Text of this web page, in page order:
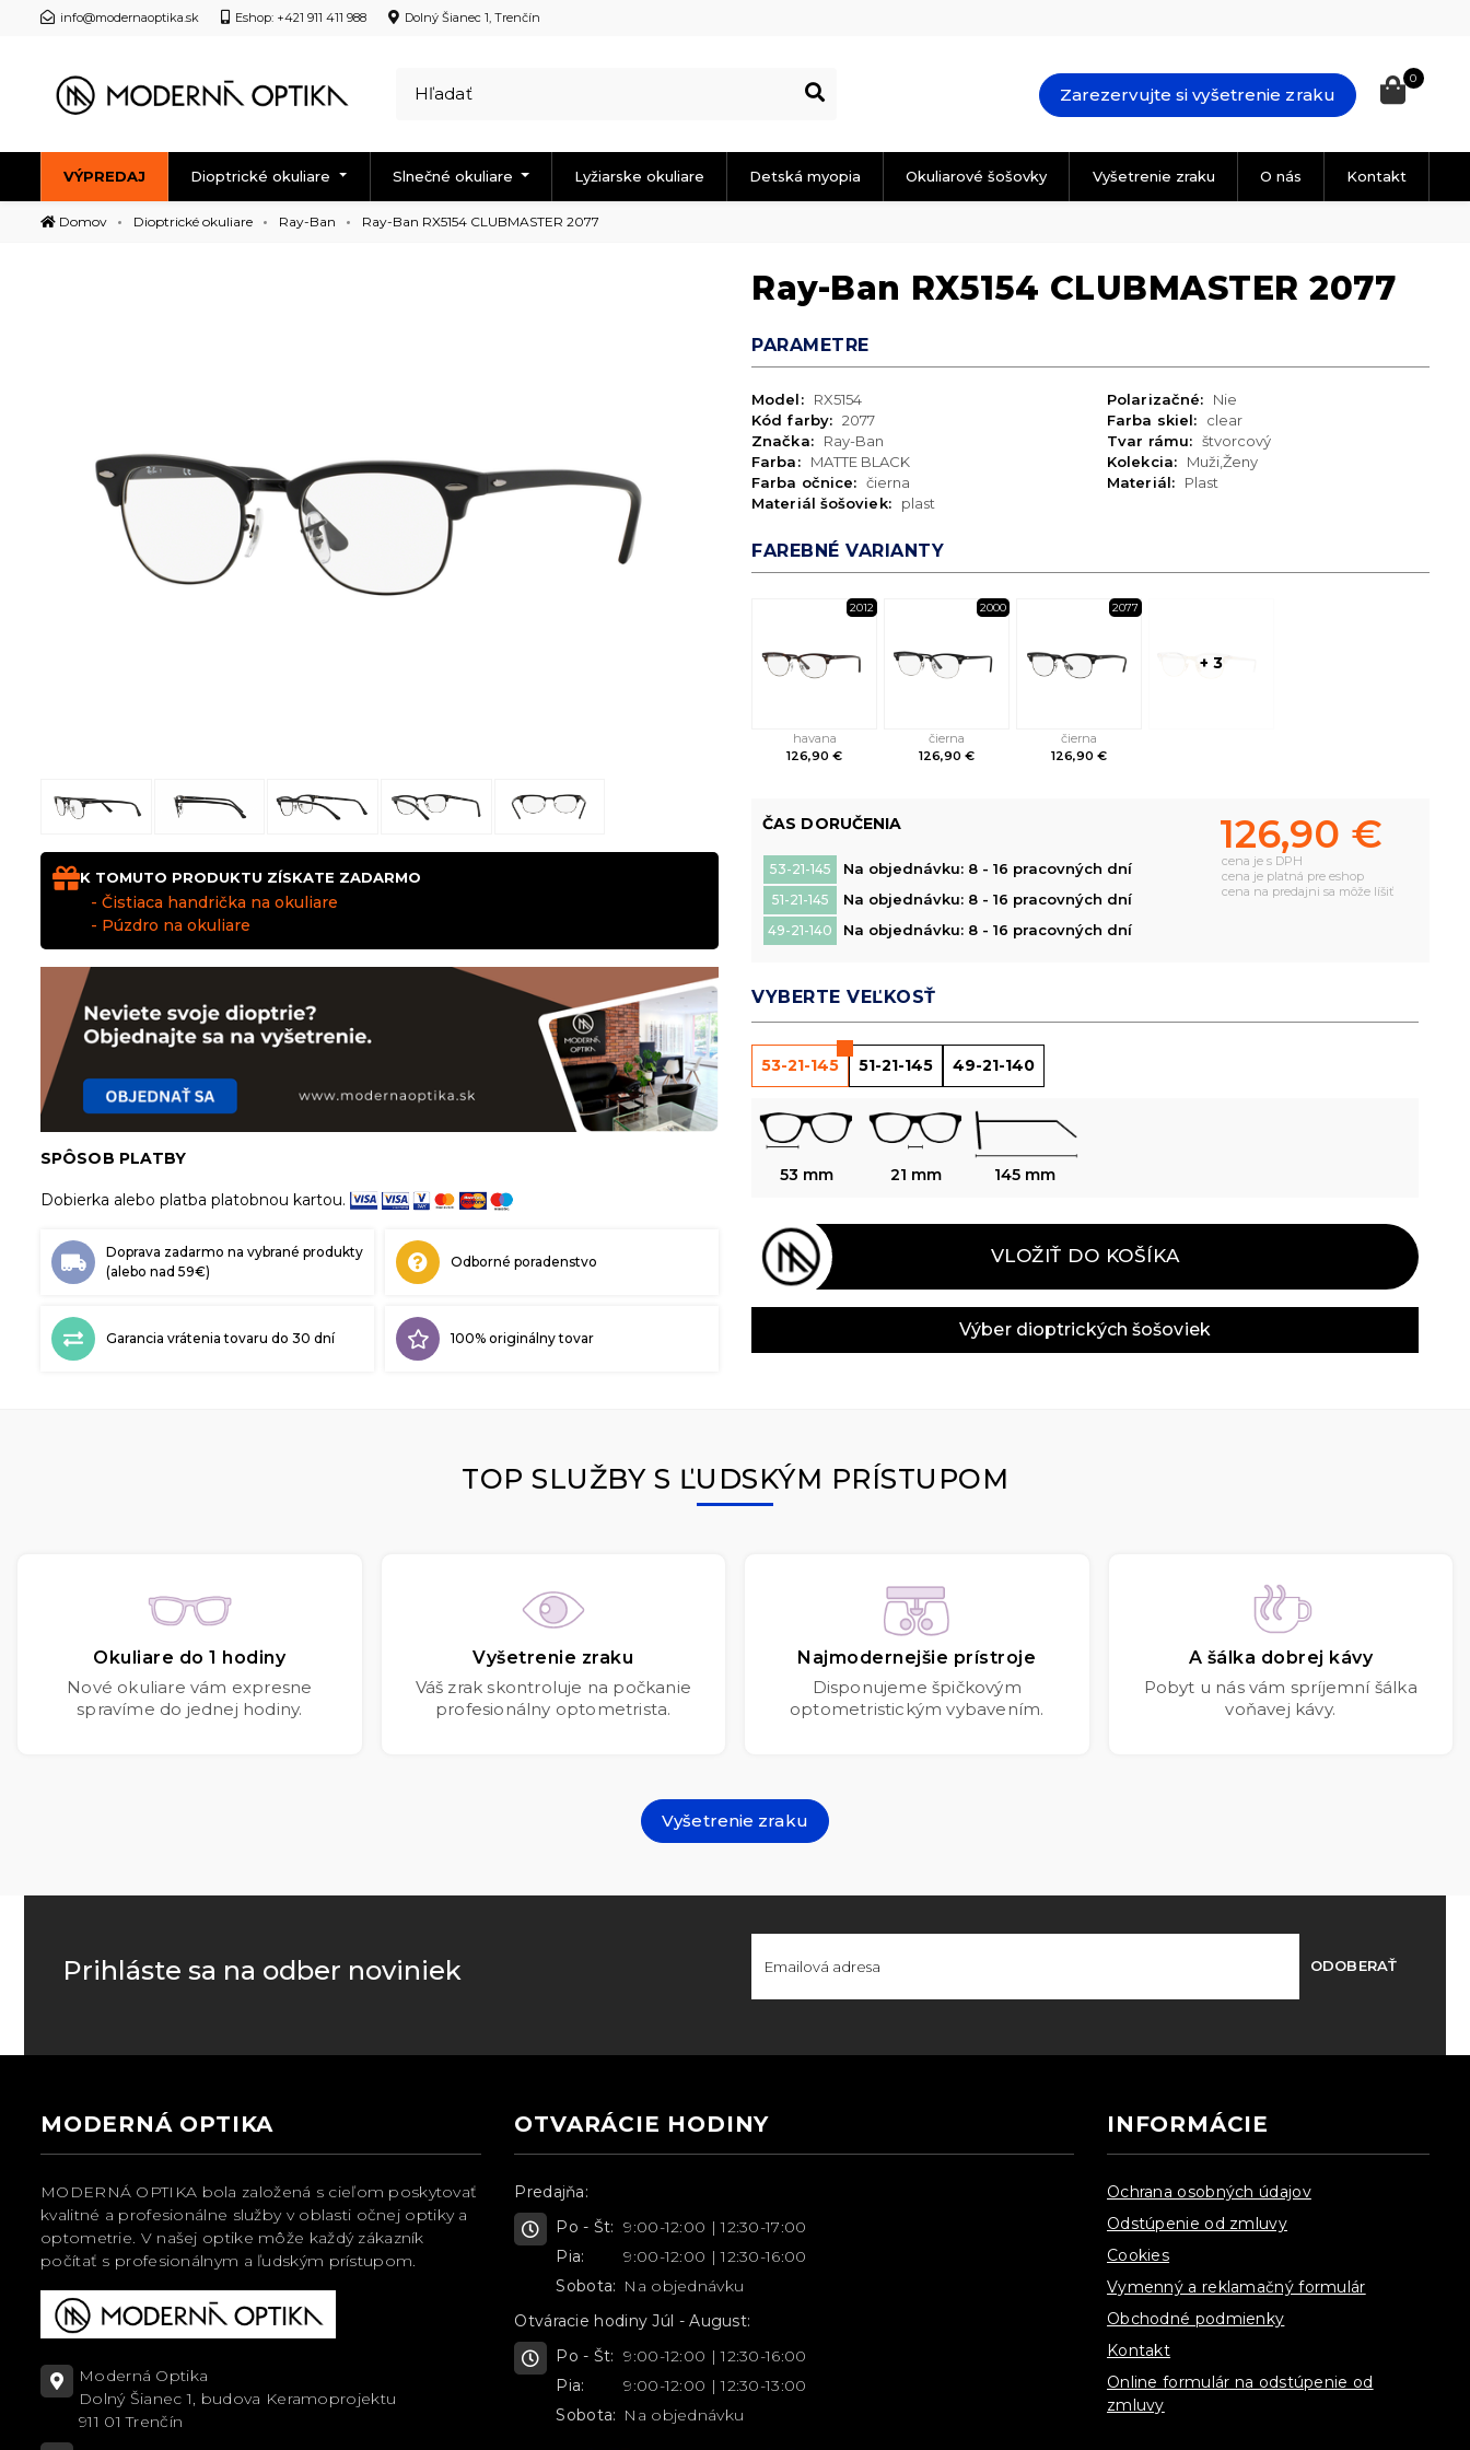
info@modernaoptika.sk Eshop: +421 911 411 988 Dolný Šianec 1, Trenčín
Zarezervujte si vyšetrenie zraku
0
VÝPREDAJ Dioptrické okuliare Slnečné okuliare Lyžiarske okuliare Detská myopia Okuliarové šošovky Vyšetrenie zraku O nás Kontakt
Domov Dioptrické okuliare Ray-Ban Ray-Ban RX5154 CLUBMASTER 2077
K TOMUTO PRODUKTU ZÍSKATE ZADARMO
- Čistiaca handrička na okuliare
- Púzdro na okuliare
SPÔSOB PLATBY
Dobierka alebo platba platobnou kartou.
Doprava zadarmo na vybrané produkty
(alebo nad 59€)
Odborné poradenstvo
Garancia vrátenia tovaru do 30 dní 100% originálny tovar
Ray-Ban RX5154 CLUBMASTER 2077
PARAMETRE
Model:
RX5154
Kód farby: 2077
Značka:
Ray-Ban
Farba:
MATTE BLACK
Farba očnice: čierna
Materiál šošoviek:
plast
Polarizačné:
Nie
Farba skiel:
clear
Tvar rámu: štvorcový
Kolekcia:
Muži,Ženy
Materiál:
Plast
FAREBNÉ VARIANTY
2012
havana
126,90 €
2000
čierna
126,90 €
2077
čierna
126,90 €
+ 3
ČAS DORUČENIA
53-21-145 Na objednávku: 8 - 16 pracovných dní
51-21-145 Na objednávku: 8 - 16 pracovných dní
49-21-140 Na objednávku: 8 - 16 pracovných dní
126,90 €
cena je s DPH
cena je platná pre eshop
cena na predajni sa môže líšiť
VYBERTE VEĽKOSŤ
53-21-145 51-21-145 49-21-140
53 mm 21 mm 145 mm
VLOŽIŤ DO KOŠÍKA
Výber dioptrických šošoviek
TOP SLUŽBY S ĽUDSKÝM PRÍSTUPOM
Okuliare do 1 hodiny
Nové okuliare vám expresne
spravíme do jednej hodiny.
Vyšetrenie zraku
Váš zrak skontroluje na počkanie
profesionálny optometrista.
Najmodernejšie prístroje
Disponujeme špičkovým
optometristickým vybavením.
A šálka dobrej kávy
Pobyt u nás vám spríjemní šálka
voňavej kávy.
Vyšetrenie zraku
Prihláste sa na odber noviniek ODOBERAŤ
MODERNÁ OPTIKA
MODERNÁ OPTIKA bola založená s cieľom poskytovať
kvalitné a profesionálne služby v oblasti očnej optiky a
optometrie. V našej optike môže každý zákazník
počítať s profesionálnym a ľudským prístupom.
Moderná Optika
Dolný Šianec 1, budova Keramoprojektu
911 01 Trenčín
OTVARÁCIE HODINY
Predajňa:
Po - Št: 9:00-12:00 | 12:30-17:00
Pia:
9:00-12:00 | 12:30-16:00
Sobota: Na objednávku
Otváracie hodiny Júl - August:
Po - Št: 9:00-12:00 | 12:30-16:00
Pia:
9:00-12:00 | 12:30-13:00
Sobota: Na objednávku
INFORMÁCIE
Ochrana osobných údajov
Odstúpenie od zmluvy
Cookies
Vymenný a reklamačný formulár
Obchodné podmienky
Kontakt
Online formulár na odstúpenie od
zmluvy